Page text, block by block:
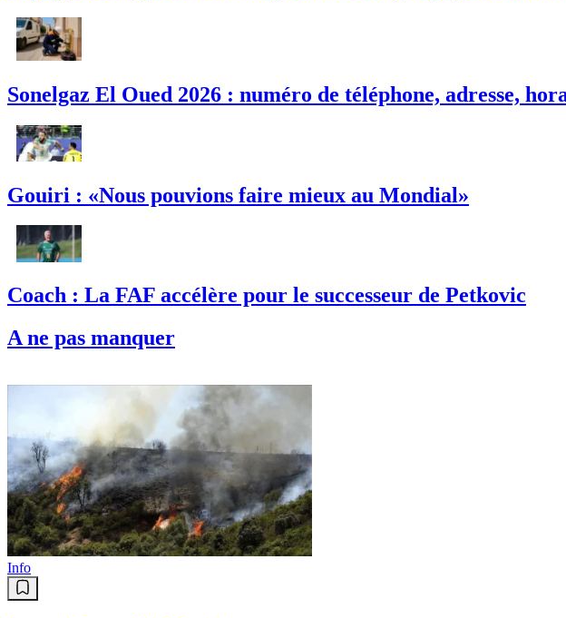
Sonelgaz El Oued 2026 : numéro de téléphone, adresse,
Gouiri : «Nous pouvions faire mieux au Mondial»
Coach : La FAF accélère pour le successeur de Petkovic
A ne pas manquer
Info